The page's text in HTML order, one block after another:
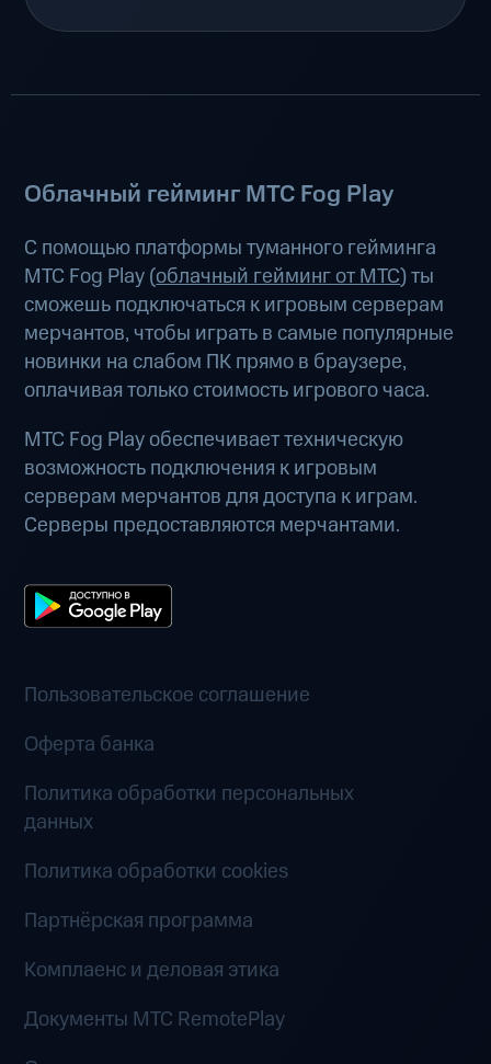
Облачный гейминг МТС Fog Play
С помощью платформы туманного гейминга
МТС Fog Play (облачный гейминг от МТС) ты
сможешь подключаться к игровым серверам
мерчантов, чтобы играть в самые популярные
новинки на слабом ПК прямо в браузере,
оплачивая только стоимость игрового часа.
МТС Fog Play обеспечивает техническую
возможность подключения к игровым
серверам мерчантов для доступа к играм.
Серверы предоставляются мерчантами.
Пользовательское соглашение
Оферта банка
Политика обработки персональных
данных
Политика обработки cookies
Партнёрская программа
Комплаенс и деловая этика
Документы MTC RemotePlay